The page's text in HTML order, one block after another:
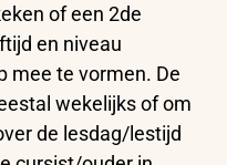
of een 2de
en niveau
mee te vormen. De
wekelijks of om
de lesdag/lestijd